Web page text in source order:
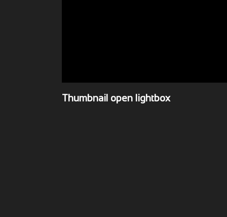
Thumbnail open lightbox